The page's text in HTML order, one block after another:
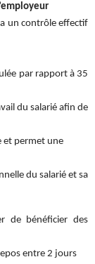
un contrôle effectif
par rapport à 35
du salarié afin de
et permet une
du salarié et sa
de bénéficier des
entre 2 jours